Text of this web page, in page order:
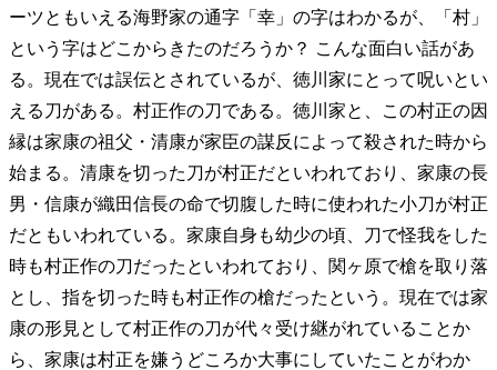
ーツともいえる海野家の通字「幸」の字はわかるが、「村」
という字はどこからきたのだろうか？ こんな面白い話があ
る。現在では誤伝とされているが、徳川家にとって呪いとい
える刀がある。村正作の刀である。徳川家と、この村正の因
縁は家康の祖父・清康が家臣の謀反によって殺された時から
始まる。清康を切った刀が村正だといわれており、家康の長
男・信康が織田信長の命で切腹した時に使われた小刀が村正
だともいわれている。家康自身も幼少の頃、刀で怪我をした
時も村正作の刀だったといわれており、関ヶ原で槍を取り落
とし、指を切った時も村正作の槍だったという。現在では家
康の形見として村正作の刀が代々受け継がれていることか
ら、家康は村正を嫌うどころか大事にしていたことがわか